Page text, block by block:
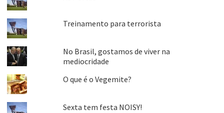
Treinamento para terrorista
No Brasil, gostamos de viver na
mediocridade
O que é o Vegemite?
Sexta tem festa NOISY!